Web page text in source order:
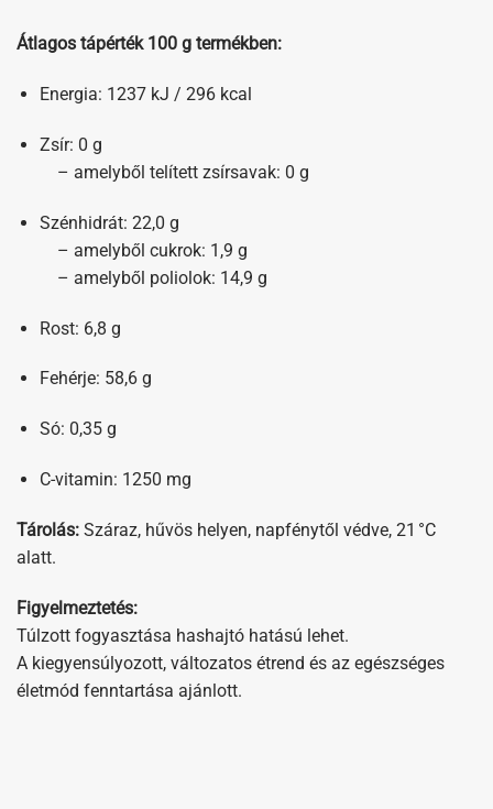
Átlagos tápérték 100 g termékben:
Energia: 1237 kJ / 296 kcal
Zsír: 0 g
– amelyből telített zsírsavak: 0 g
Szénhidrát: 22,0 g
– amelyből cukrok: 1,9 g
– amelyből poliolok: 14,9 g
Rost: 6,8 g
Fehérje: 58,6 g
Só: 0,35 g
C-vitamin: 1250 mg
Tárolás: Száraz, hűvös helyen, napfénytől védve, 21 °C
alatt.
Figyelmeztetés:
Túlzott fogyasztása hashajtó hatású lehet.
A kiegyensúlyozott, változatos étrend és az egészséges
életmód fenntartása ajánlott.